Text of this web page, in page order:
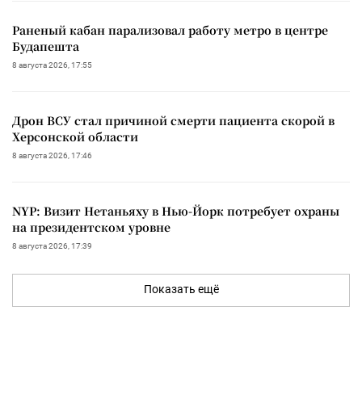
Раненый кабан парализовал работу метро в центре
Будапешта
8 августа 2026, 17:55
Дрон ВСУ стал причиной смерти пациента скорой в
Херсонской области
8 августа 2026, 17:46
NYP: Визит Нетаньяху в Нью-Йорк потребует охраны
на президентском уровне
8 августа 2026, 17:39
Показать ещё